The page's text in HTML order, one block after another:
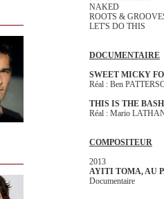
NAKED
ROOTS &
LET'S DO THIS
DOCUMENTAIRE
SWEET MICKY
Réal : Ben
THIS IS THE BASH
Réal : Mario
COMPOSITEUR
2013
AYITI TOMA, AU
Documentaire